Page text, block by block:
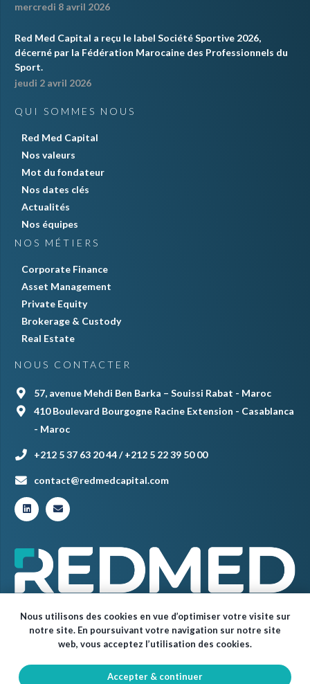
mercredi 8 avril 2026
Red Med Capital a reçu le label Société Sportive 2026,
décerné par la Fédération Marocaine des Professionnels du
Sport.
jeudi 2 avril 2026
QUI SOMMES NOUS
Red Med Capital
Nos valeurs
Mot du fondateur
Nos dates clés
Actualités
Nos équipes
NOS MÉTIERS
Corporate Finance
Asset Management
Private Equity
Brokerage & Custody
Real Estate
NOUS CONTACTER
57, avenue Mehdi Ben Barka – Souissi Rabat - Maroc
410 Boulevard Bourgogne Racine Extension - Casablanca
- Maroc
+212 5 37 63 20 44 / +212 5 22 39 50 00
contact@redmedcapital.com
© Red Med 2024 – Tous droits réservés.
Nous utilisons des cookies en vue d’optimiser votre visite sur
notre site. En poursuivant votre navigation sur notre site
web, vous acceptez l’utilisation des cookies.
Accepter & continuer